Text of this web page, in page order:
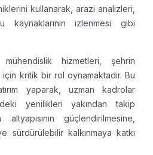
kullanarak, arazi analizleri,
kaynaklarının izlenmesi gibi
hizmetleri, şehrin
kritik bir rol oynamaktadır. Bu
yaparak, uzman kadrolar
yenilikleri yakından takip
güçlendirilmesine,
sürdürülebilir kalkınmaya katkı